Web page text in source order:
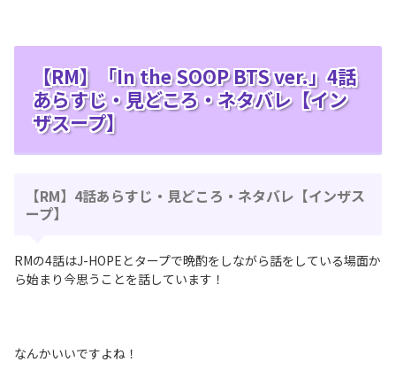
【RM】「In the SOOP BTS ver.」4話
あらすじ・見どころ・ネタバレ【イン
ザスープ】
【RM】4話あらすじ・見どころ・ネタバレ【インザス
ープ】
RMの4話はJ-HOPEとタープで晩酌をしながら話をしている場面か
ら始まり今思うことを話しています！
なんかいいですよね！